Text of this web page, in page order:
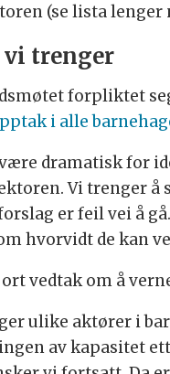
(se lista lenger
vi trenger
forpliktet
i alle
dramatisk for
Vi trenger å
er feil vei å
hvorvidt de kan
vedtak om å
ulike aktører i
av kapasitet